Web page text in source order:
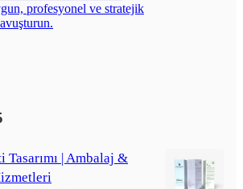
profesyonel ve stratejik
| Ambalaj &